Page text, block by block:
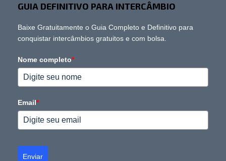
GUIA DEFINITIVO PARA INTERCÂMBIO
Baixe Gratuitamente o Guia Completo e Definitivo para
conquistar intercâmbios gratuitos e com bolsa.
Nome completo*
Email*
Enviar